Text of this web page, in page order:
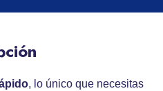
, lo único que necesitas